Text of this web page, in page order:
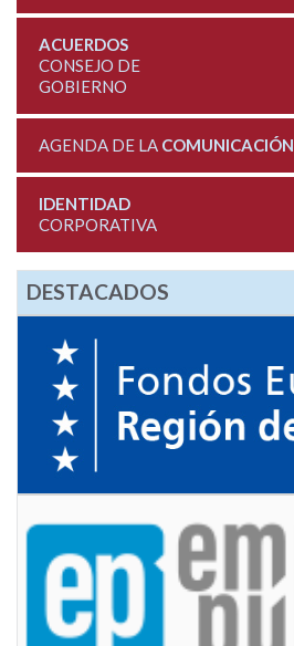
ACUERDOS
CONSEJO DE
GOBIERNO
AGENDA DE LA COMUNICACIÓN
IDENTIDAD
CORPORATIVA
DESTACADOS